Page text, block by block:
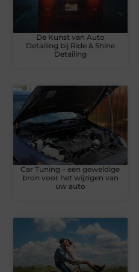
De Kunst van Auto
Detailing bij Ride & Shine
Detailing
Car Tuning – een geweldige
bron voor het wijzigen van
uw auto